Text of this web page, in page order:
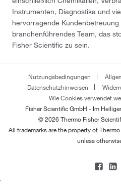
Instrumenten, Diagnostika und
hervorragende
branchenführendes Team, das
Fisher Scientific zu sein.
Nutzungsbedingungen
Datenschutzhinweisen
Wie Cookies verwendet
Fisher Scientific GmbH - Im
© 2026 Thermo Fisher
All trademarks are the property of
unless